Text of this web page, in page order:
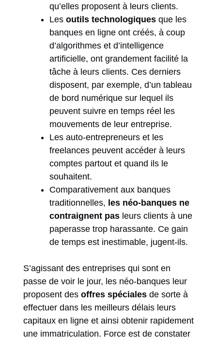
qu’elles proposent à leurs clients.
Les outils technologiques que les
banques en ligne ont créés, à coup
d’algorithmes et d’intelligence
artificielle, ont grandement facilité la
tâche à leurs clients. Ces derniers
disposent, par exemple, d’un tableau
de bord numérique sur lequel ils
peuvent suivre en temps réel les
mouvements de leur entreprise.
Les auto-entrepreneurs et les
freelances peuvent accéder à leurs
comptes partout et quand ils le
souhaitent.
Comparativement aux banques
traditionnelles, les néo-banques ne
contraignent pas leurs clients à une
paperasse trop harassante. Ce gain
de temps est inestimable, jugent-ils.
S’agissant des entreprises qui sont en
passe de voir le jour, les néo-banques leur
proposent des offres spéciales de sorte à
effectuer dans les meilleurs délais leurs
capitaux en ligne et ainsi obtenir rapidement
une immatriculation. Force est de constater